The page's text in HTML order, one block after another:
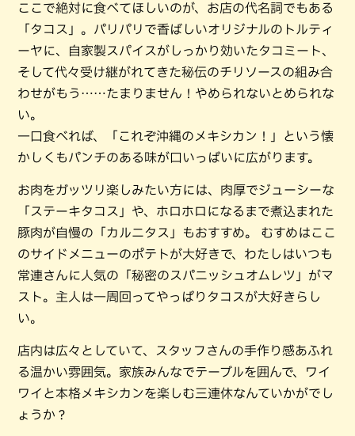
ここで絶対に食べてほしいのが、お店の代名詞でもある
「タコス」。パリパリで香ばしいオリジナルのトルティ
ーヤに、自家製スパイスがしっかり効いたタコミート、
そして代々受け継がれてきた秘伝のチリソースの組み合
わせがもう……たまりません！やめられないとめられな
い。
一口食べれば、「これぞ沖縄のメキシカン！」という懐
かしくもパンチのある味が口いっぱいに広がります。
お肉をガッツリ楽しみたい方には、肉厚でジューシーな
「ステーキタコス」や、ホロホロになるまで煮込まれた
豚肉が自慢の「カルニタス」もおすすめ。 むすめはここ
のサイドメニューのポテトが大好きで、わたしはいつも
常連さんに人気の「秘密のスパニッシュオムレツ」がマ
スト。主人は一周回ってやっぱりタコスが大好きらし
い。
店内は広々としていて、スタッフさんの手作り感あふれ
る温かい雰囲気。家族みんなでテーブルを囲んで、ワイ
ワイと本格メキシカンを楽しむ三連休なんていかがでし
ょうか？